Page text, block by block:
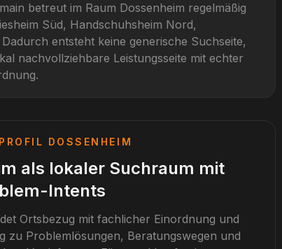
betreut im Raum Dossenheim regelmäßig
Süd, Handschuhsheim Nord,
Dadurch entsteht keine generische Suchseite,
nachvollziehbare Leistungsseite mit echter
DOSSENHEIM
als lokaler Suchraum mit
Intents
Ortsbezug mit fachlicher Einordnung und
zu Problemlösungen, Beratungswegen und